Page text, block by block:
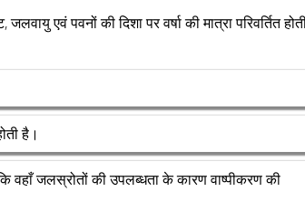
एवं पवनों की दिशा पर वर्षा की मात्रा परिवर्तित
है।
वहाँ जलस्रोतों की उपलब्धता के कारण वाष्पीकरण की